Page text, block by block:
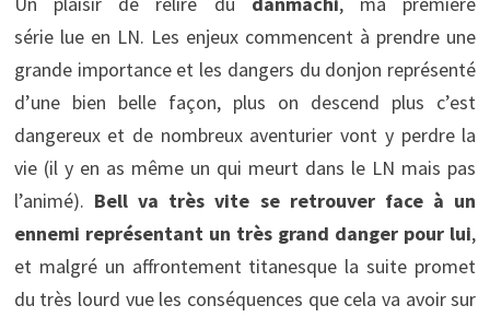
série lue en LN. Les enjeux commencent à prendre une
grande importance et les dangers du donjon représenté
d’une bien belle façon, plus on descend plus c’est
dangereux et de nombreux aventurier vont y perdre la
vie (il y en as même un qui meurt dans le LN mais pas
l’animé). Bell va très vite se retrouver face à un
ennemi représentant un très grand danger pour lui,
et malgré un affrontement titanesque la suite promet
du très lourd vue les conséquences que cela va avoir sur